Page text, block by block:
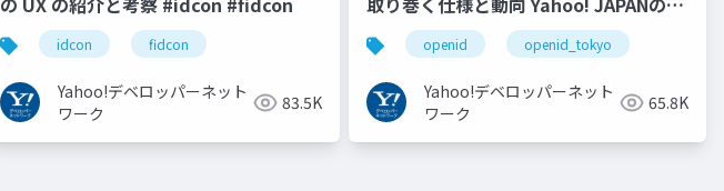
idcon fidcon
Yahoo!デベロッパーネット
ワーク
83.5K
り組み #openid #openid_tokyo
openid openid_tokyo
Yahoo!デベロッパーネット
ワーク
65.8K